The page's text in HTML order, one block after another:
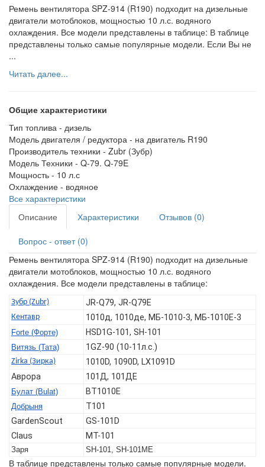
Ремень вентилятора SPZ-914 (R190) подходит на дизельные
двигатели мотоблоков, мощностью 10 л.с. водяного
охлаждения. Все модели представлены в таблице: В таблице
представлены только самые популярные модели. Если Вы не
...
Читать далее...
Общие характеристики
Тип топлива - дизель
Модель двигателя / редуктора - на двигатель R190
Производитель техники - Zubr (Зубр)
Модель Техники - Q-79. Q-79E
Мощность - 10 л.с
Охлаждение - водяное
Все характеристики
Описание
Характеристики Отзывов (0)
Вопрос - ответ (0)
Ремень вентилятора SPZ-914 (R190) подходит на дизельные
двигатели мотоблоков, мощностью 10 л.с. водяного
охлаждения. Все модели представлены в таблице:
Зубр (Zubr) JR-Q79, JR-Q79E
Кентавр 1010д, 1010де, МБ-1010-3, МБ-1010Е-3
Forte (Форте) HSD1G-101, SH-101
Витязь (Тата) 1GZ-90 (10-11л.с.)
Zirka (Зирка)
1010D, 1090D, LX1091D
Аврора
101Д, 101ДЕ
Булат (Bulat) BT1010E
Добрыня
T101
GardenScout
GS-101D
Claus
MT-101
Заря SH-101, SH-101ME
В таблице представлены только самые популярные модели.